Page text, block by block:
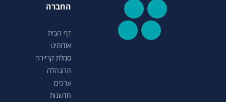
החברה
דף הבית
אודותינו
סמלת קריירה
ההנהלה
ערכים
חדשנות